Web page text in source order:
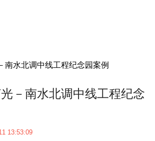
－南水北调中线工程纪念
13:53:09